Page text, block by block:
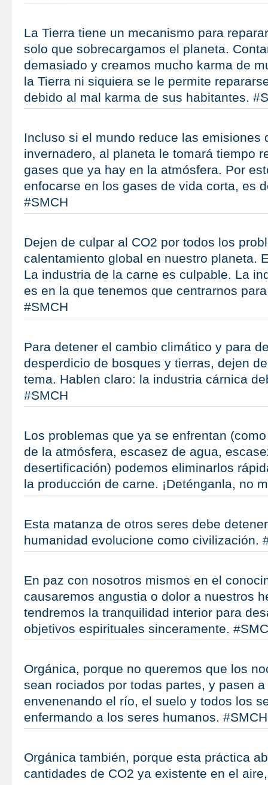
La Tierra tiene un mecanismo para
solo que sobrecargamos el planeta.
demasiado y creamos mucho karma de
la Tierra ni siquiera se le permite
debido al mal karma de sus habitantes.
Incluso si el mundo reduce las emisiones
invernadero, al planeta le tomará tiempo
gases que ya hay en la atmósfera. Por
enfocarse en los gases de vida corta, es
#SMCH
Dejen de culpar al CO2 por todos los
calentamiento global en nuestro planeta.
La industria de la carne es culpable. La
es en la que tenemos que centrarnos
#SMCH
Para detener el cambio climático y para
desperdicio de bosques y tierras, dejen
tema. Hablen claro: la industria cárnica
#SMCH
Los problemas que ya se enfrentan
de la atmósfera, escasez de agua,
desertificación) podemos eliminarlos
la producción de carne. ¡Deténganla, no
Esta matanza de otros seres debe
humanidad evolucione como civilización.
En paz con nosotros mismos en el
causaremos angustia o dolor a nuestros
tendremos la tranquilidad interior para
objetivos espirituales sinceramente.
Orgánica, porque no queremos que los
sean rociados por todas partes, y pasen
envenenando el río, el suelo y todos los
enfermando a los seres humanos. #SMCH
Orgánica también, porque esta práctica
cantidades de CO2 ya existente en el